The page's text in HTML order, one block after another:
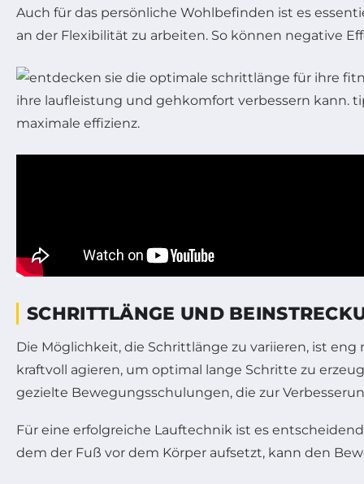
Auch für das persönliche Wohlbefinden ist es
an der Flexibilität zu arbeiten. So können negative
SCHRITTLÄNGE UND
Die Möglichkeit, die Schrittlänge zu variieren, ist
kraftvoll agieren, um optimal lange Schritte zu
gezielte Bewegungsschulungen, die zur
Für eine erfolgreiche Lauftechnik ist es
dem der Fuß vor dem Körper aufsetzt, kann den